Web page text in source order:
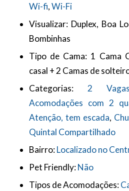
Wi-fi,Wi-Fi
Visualizar:Duplex, Boa
Bombinhas
Tipo de Cama: 1 Cama
casal + 2 Camas de
Categorias:
2
Acomodações com 2
Atenção, tem escada,
Quintal Compartilhado
Bairro:Localizado no
Pet Friendly:Não
Tipos de Acomodações: